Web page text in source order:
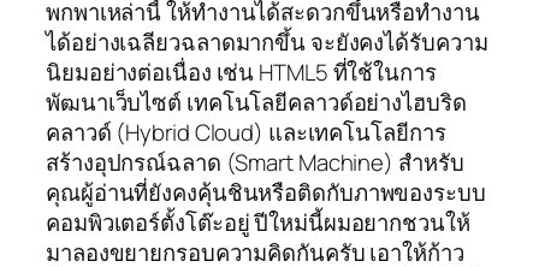
พกพาเหล่านี้ ให้ทำงานได้สะดวกขึ้นหรือทำงาน
ได้อย่างเฉลียวฉลาดมากขึ้น จะยังคงได้รับความ
นิยมอย่างต่อเนื่อง เช่น HTML5 ที่ใช้ในการ
พัฒนาเว็บไซต์ เทคโนโลยีคลาวด์อย่างไฮบริด
คลาวด์ (Hybrid Cloud) และเทคโนโลยีการ
สร้างอุปกรณ์ฉลาด (Smart Machine) สำหรับ
คุณผู้อ่านที่ยังคงคุ้นชินหรือติดกับภาพของระบบ
คอมพิวเตอร์ตั้งโต๊ะอยู่ ปีใหม่นี้ผมอยากชวนให้
มาลองขยายกรอบความคิดกันครับ เอาให้ก้าว